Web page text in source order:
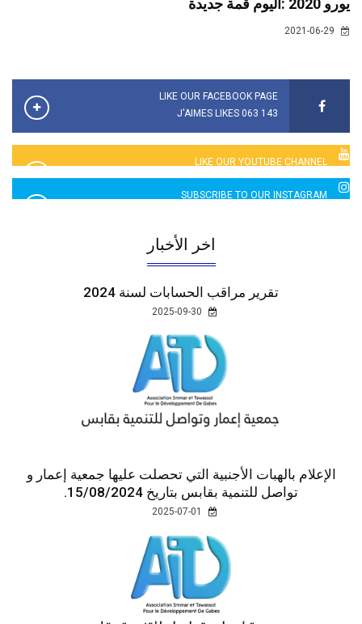
LIKE OUR FACEBOOK PAGE
143 063 J'AIMES LIKES
LIKE OUR YOUTUBE CHANNEL
2760 LIKES
SUBSCRIBE TO OUR INSTAGRAM
اخر الأخبار
تقرير مراقب الحسابات لسنة 2024
الإعلام بالهبات الأجنبية التي تحصلت عليها جمعية إعمار و
تواصل للتنمية بقابس بتاريخ 15/08/2024.